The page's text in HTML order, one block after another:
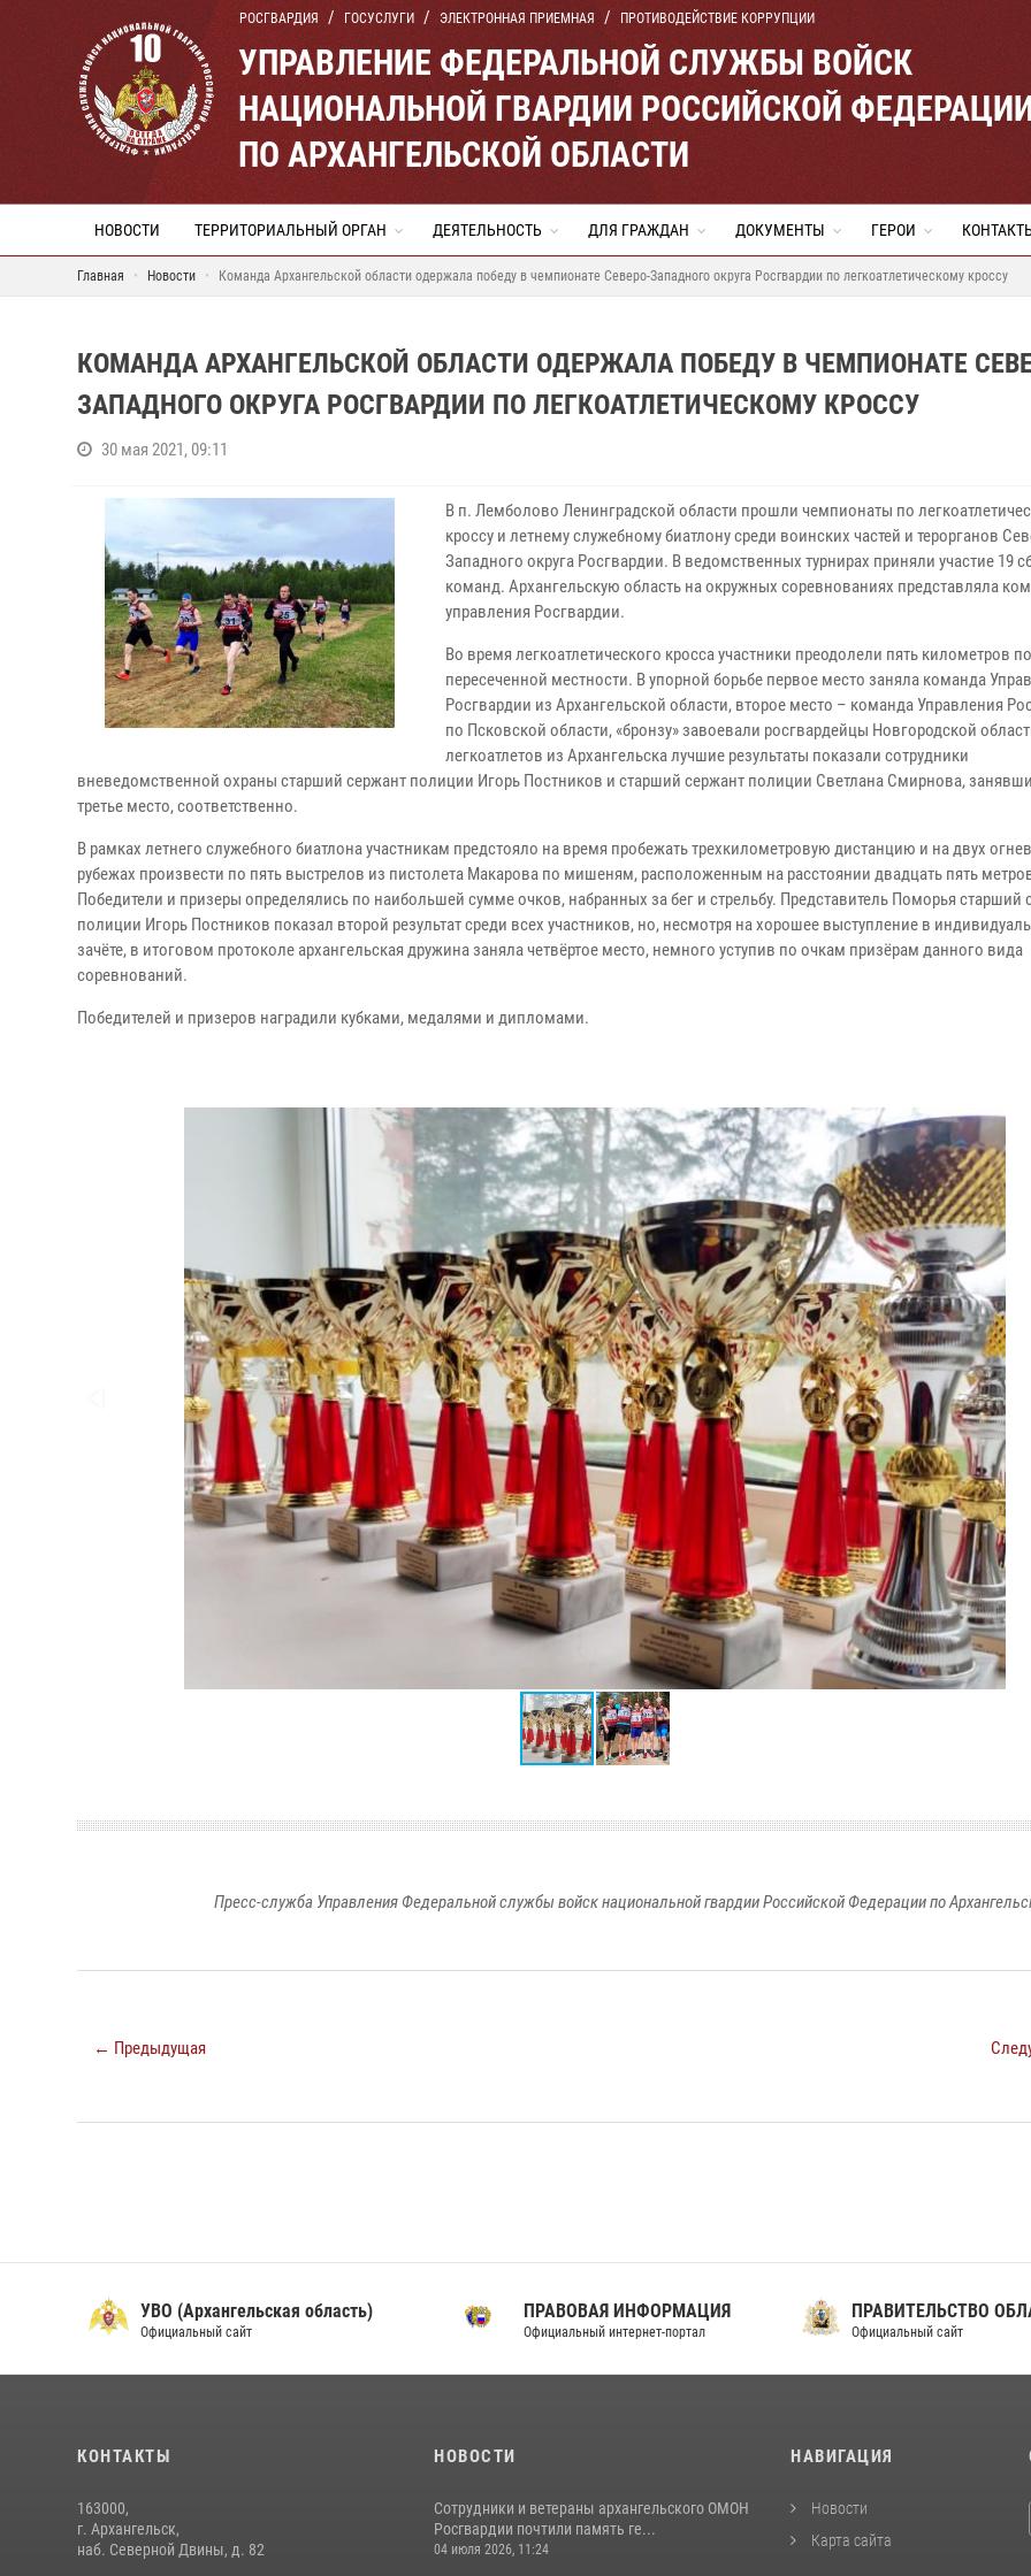
РОСГВАРДИЯ ГОСУСЛУГИ ЭЛЕКТРОННАЯ ПРИЕМНАЯ ПРОТИВОДЕЙСТВИЕ КОРРУПЦИИ
УПРАВЛЕНИЕ ФЕДЕРАЛЬНОЙ СЛУЖБЫ ВОЙСК
НАЦИОНАЛЬНОЙ ГВАРДИИ РОССИЙСКОЙ
ПО АРХАНГЕЛЬСКОЙ ОБЛАСТИ
НОВОСТИ ТЕРРИТОРИАЛЬНЫЙ ОРГАН ДЕЯТЕЛЬНОСТЬ ДЛЯ ГРАЖДАН ДОКУМЕНТЫ ГЕРОИ
Главная Новости Команда Архангельской области одержала победу в чемпионате Северо-Западного округа Росгвардии по легкоатлетическому кроссу
КОМАНДА АРХАНГЕЛЬСКОЙ ОБЛАСТИ ОДЕРЖАЛА ПОБЕДУ В ЧЕМПИОНАТЕ
ЗАПАДНОГО ОКРУГА РОСГВАРДИИ ПО ЛЕГКОАТЛЕТИЧЕСКОМУ КРОССУ
30 мая 2021, 09:11
В п. Лемболово Ленинградской области прошли чемпионаты по
кроссу и летнему служебному биатлону среди воинских частей и терорганов
Западного округа Росгвардии. В ведомственных турнирах приняли участие 19
команд. Архангельскую область на окружных соревнованиях представляла
управления Росгвардии.
Во время легкоатлетического кросса участники преодолели пять километров по
пересеченной местности. В упорной борьбе первое место заняла команда
Росгвардии из Архангельской области, второе место – команда Управления
по Псковской области, «бронзу» завоевали росгвардейцы Новгородской
легкоатлетов из Архангельска лучшие результаты показали сотрудники
вневедомственной охраны старший сержант полиции Игорь Постников и старший сержант полиции Светлана Смирнова,
третье место, соответственно.
В рамках летнего служебного биатлона участникам предстояло на время пробежать трехкилометровую дистанцию и на двух
рубежах произвести по пять выстрелов из пистолета Макарова по мишеням, расположенным на расстоянии двадцать пять
Победители и призеры определялись по наибольшей сумме очков, набранных за бег и стрельбу. Представитель Поморья старший
полиции Игорь Постников показал второй результат среди всех участников, но, несмотря на хорошее выступление в
зачёте, в итоговом протоколе архангельская дружина заняла четвёртое место, немного уступив по очкам призёрам данного вида
соревнований.
Победителей и призеров наградили кубками, медалями и дипломами.
Пресс-служба Управления Федеральной службы войск национальной гвардии Российской Федерации по
← Предыдущая
УВО (Архангельская область)
Официальный сайт
ПРАВОВАЯ ИНФОРМАЦИЯ
Официальный интернет-портал
ПРАВИТЕЛЬСТВО
Официальный сайт
КОНТАКТЫ
163000,
г. Архангельск,
наб. Северной Двины, д. 82
НОВОСТИ
Сотрудники и ветераны архангельского ОМОН
Росгвардии почтили память ге...
04 июля 2026, 11:24
НАВИГАЦИЯ
Новости
Карта сайта